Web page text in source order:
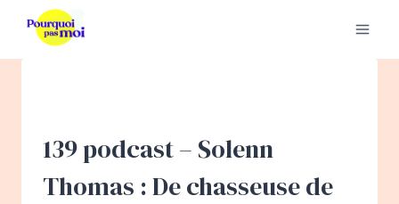
contenu
139 podcast – Solenn
Thomas : De chasseuse de